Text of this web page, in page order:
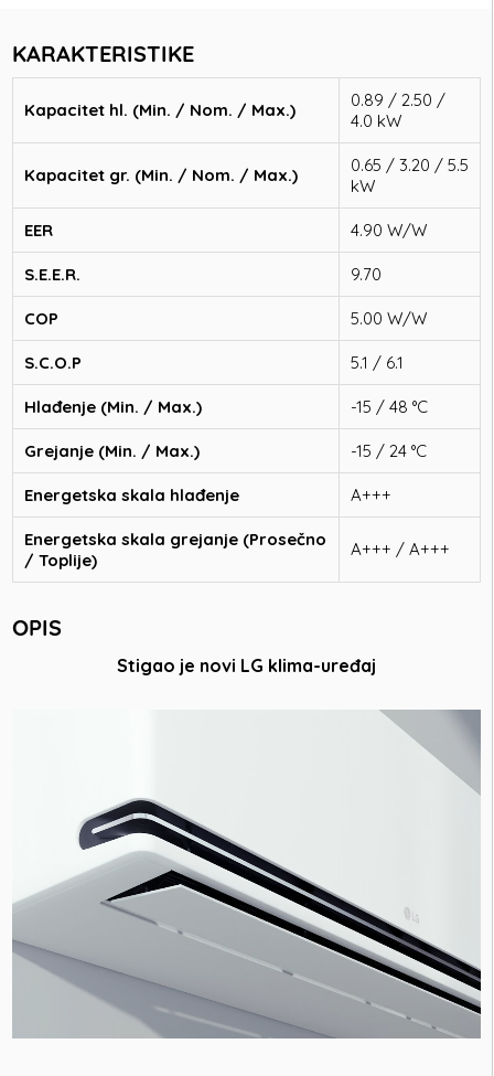
KARAKTERISTIKE
Kapacitet hl. (Min. / Nom. / Max.)
0.89 / 2.50 /
4.0 kW
Kapacitet gr. (Min. / Nom. / Max.)
0.65 / 3.20 / 5.5
kW
EER 4.90 W/W
S.E.E.R. 9.70
COP 5.00 W/W
S.C.O.P 5.1 / 6.1
Hlađenje (Min. / Max.) -15 / 48 °C
Grejanje (Min. / Max.) -15 / 24 °C
Energetska skala hlađenje A+++
Energetska skala grejanje (Prosečno
/ Toplije)
A+++ / A+++
OPIS
Stigao je novi LG klima-uređaj